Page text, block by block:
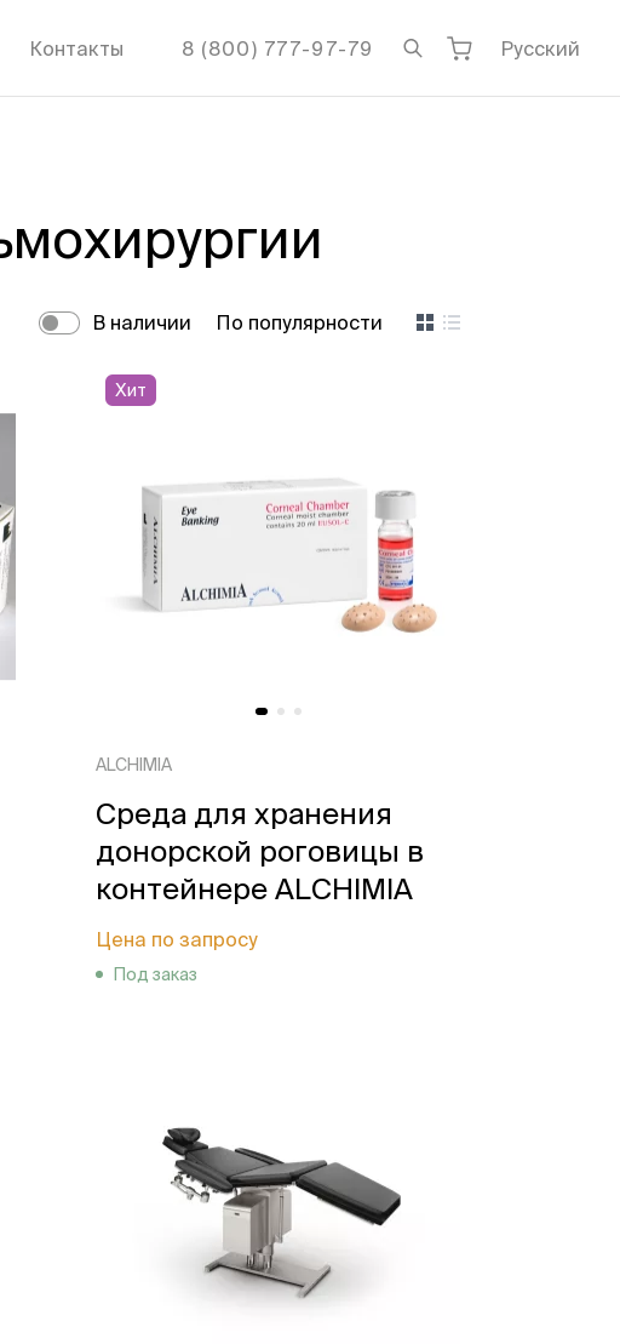
Контакты 8 (800) 777-97-79 Русский
В наличии По популярности
ALCHIMIA
Среда для хранения
донорской роговицы в
контейнере ALCHIMIA
Цена по запросу
Под заказ
Хит